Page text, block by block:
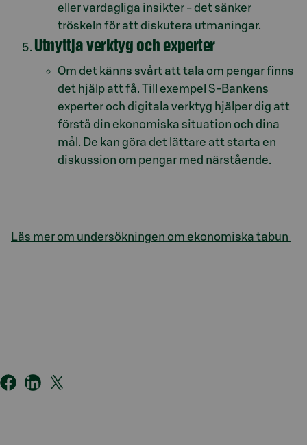
eller vardagliga insikter - det sänker
tröskeln för att diskutera utmaningar.
Utnyttja verktyg och experter
Om det känns svårt att tala om pengar finns
det hjälp att få. Till exempel S-Bankens
experter och digitala verktyg hjälper dig att
förstå din ekonomiska situation och dina
mål. De kan göra det lättare att starta en
diskussion om pengar med närstående.
Läs mer om undersökningen om ekonomiska tabun